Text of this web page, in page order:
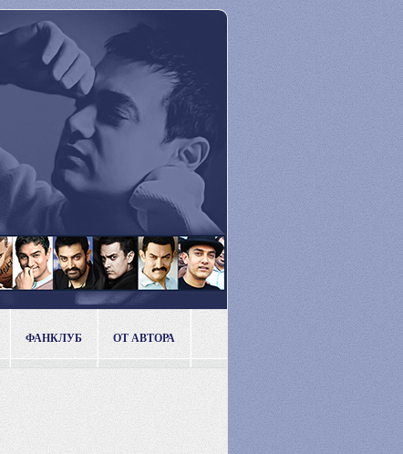
ФАНКЛУБ ОТ АВТОРА